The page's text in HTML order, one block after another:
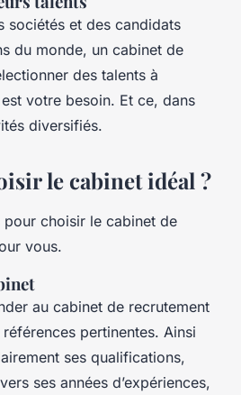
sociétés et des candidats
du monde, un cabinet de
des talents à
votre besoin. Et ce, dans
diversifiés.
le cabinet idéal ?
choisir le cabinet de
vous.
au cabinet de recrutement
pertinentes. Ainsi
ses qualifications,
ses années d’expériences,